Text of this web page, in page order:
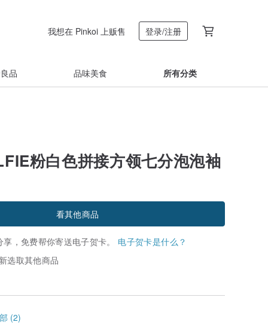
我想在 Pinkoi 上贩售 登录/注册
品 品味美食 所有分类
粉白色拼接方领七分泡泡袖
看其他商品
，免费帮你寄送电子贺卡。 电子贺卡是什么？
选取其他商品
(2)